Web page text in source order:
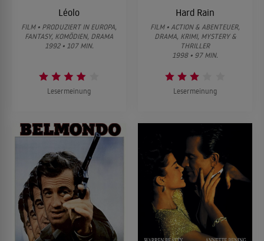
Léolo
FILM • PRODUZIERT IN EUROPA,
FANTASY, KOMÖDIEN, DRAMA
1992 • 107 MIN.
Lesermeinung
Hard Rain
FILM • ACTION & ABENTEUER,
DRAMA, KRIMI, MYSTERY &
THRILLER
1998 • 97 MIN.
Lesermeinung